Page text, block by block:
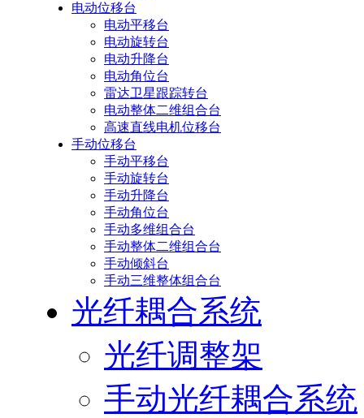
电动位移台
电动平移台
电动旋转台
电动升降台
电动角位台
雷达卫星跟踪转台
电动整体二维组合台
高速直线电机位移台
手动位移台
手动平移台
手动旋转台
手动升降台
手动角位台
手动多维组合台
手动整体二维组合台
手动倾斜台
手动三维整体组合台
光纤耦合系统
光纤调整架
手动光纤耦合系统